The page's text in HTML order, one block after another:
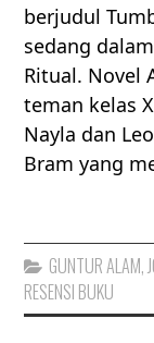
berjudul
sedang
Ritual. Novel
teman kelas
Nayla dan
Bram yang
GUNTUR ALAM,
RESENSI BUKU